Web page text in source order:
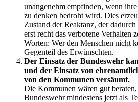
unangenehm empfinden, wenn
zu denken bedroht wird. Dies
Zustand der Reaktanz, der
erst recht das verbotene Verhalten
Worten: Wer den Menschen nicht
Gegenteil des Erwünschten.
Der Einsatz der Bundeswehr
und der Einsatz von
von den Kommunen versäumt.
Die Kommunen wären gut
Bundeswehr mindestens jetzt als